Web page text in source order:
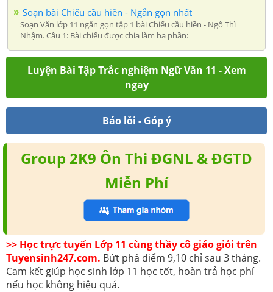
Soạn bài Chiếu cầu hiền - Ngắn gọn nhất
Soạn Văn lớp 11 ngắn gọn tập 1 bài Chiếu cầu hiền - Ngô Thì
Nhậm. Câu 1: Bài chiếu được chia làm ba phần:
Luyện Bài Tập Trắc nghiệm Ngữ Văn 11 - Xem
ngay
Báo lỗi - Góp ý
Group 2K9 Ôn Thi ĐGNL & ĐGTD
Miễn Phí
>> Học trực tuyến Lớp 11 cùng thầy cô giáo giỏi trên
Tuyensinh247.com. Bứt phá điểm 9,10 chỉ sau 3 tháng.
Cam kết giúp học sinh lớp 11 học tốt, hoàn trả học phí
nếu học không hiệu quả.